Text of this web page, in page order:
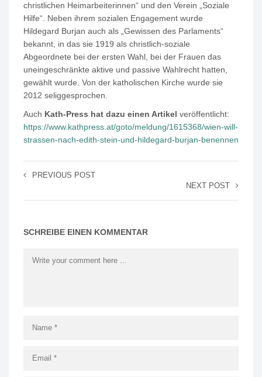
christlichen Heimarbeiterinnen“ und den Verein „Soziale
Hilfe“. Neben ihrem sozialen Engagement wurde
Hildegard Burjan auch als „Gewissen des Parlaments“
bekannt, in das sie 1919 als christlich-soziale
Abgeordnete bei der ersten Wahl, bei der Frauen das
uneingeschränkte aktive und passive Wahlrecht hatten,
gewählt wurde. Von der katholischen Kirche wurde sie
2012 seliggesprochen.
Auch Kath-Press hat dazu einen Artikel veröffentlicht:
https://www.kathpress.at/goto/meldung/1615368/wien-will-
strassen-nach-edith-stein-und-hildegard-burjan-benennen
PREVIOUS POST
NEXT POST
SCHREIBE EINEN KOMMENTAR